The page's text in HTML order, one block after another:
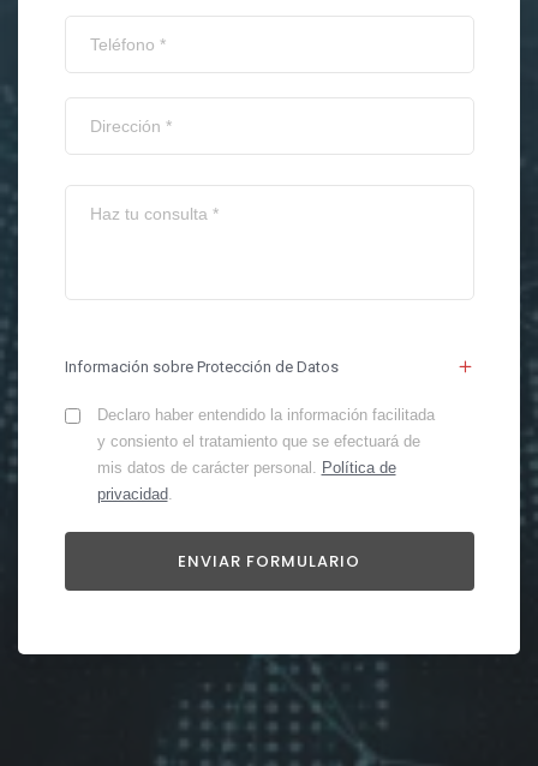
Información sobre Protección de Datos
Declaro haber entendido la información facilitada
y consiento el tratamiento que se efectuará de
mis datos de carácter personal. Política de
privacidad.